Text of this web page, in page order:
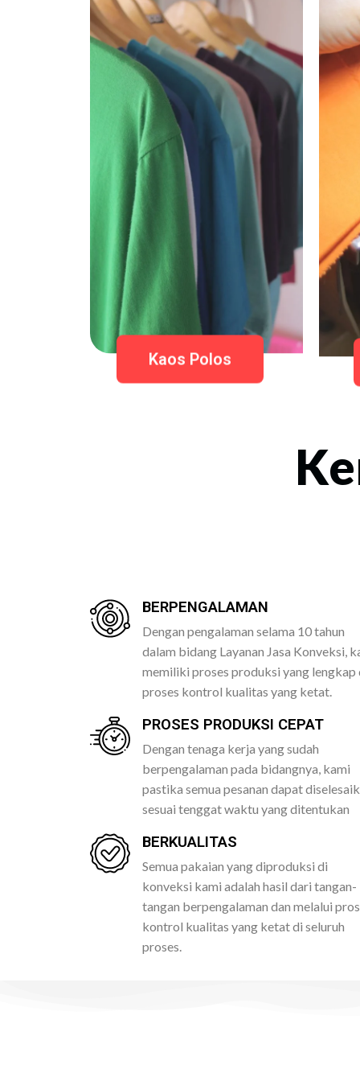
Kaos Polos
BERPENGALAMAN
Dengan pengalaman selama 10 tahun
dalam bidang Layanan Jasa Konveksi,
memiliki proses produksi yang lengkap
proses kontrol kualitas yang ketat.
PROSES PRODUKSI CEPAT
Dengan tenaga kerja yang sudah
berpengalaman pada bidangnya, kami
pastika semua pesanan dapat
sesuai tenggat waktu yang ditentukan
BERKUALITAS
Semua pakaian yang diproduksi di
konveksi kami adalah hasil dari tangan-
tangan berpengalaman dan melalui
kontrol kualitas yang ketat di seluruh
proses.